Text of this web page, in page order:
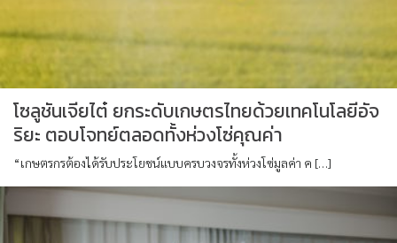
โซลูชันเจียไต๋ ยกระดับเกษตรไทยด้วยเทคโนโลยีอัจ
ริยะ ตอบโจทย์ตลอดทั้งห่วงโซ่คุณค่า
“เกษตรกรต้องได้รับประโยชน์แบบครบวงจรทั้งห่วงโซ่มูลค่า ค […]